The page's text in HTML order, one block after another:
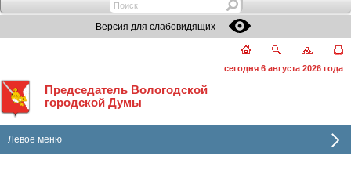
Версия для слабовидящих
сегодня 6 августа 2026 года
Председатель Вологодской
городской Думы
Левое меню